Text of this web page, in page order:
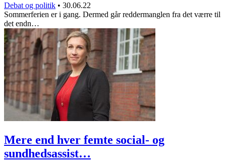
Debat og politik • 30.06.22
Sommerferien er i gang. Dermed går reddermanglen fra det værre til
det endn…
Mere end hver femte social- og
sundhedsassist…